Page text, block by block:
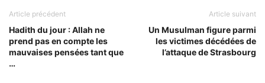
Article précédent
Hadith du jour : Allah ne
prend pas en compte les
mauvaises pensées tant que
…
Article suivant
Un Musulman figure parmi
les victimes décédées de
l’attaque de Strasbourg